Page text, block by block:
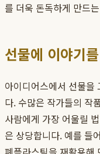
를 더욱 돈독하게 만드
선물에 이야기
아이디어스에서 선물을
다. 수많은 작가들의 작
사람에게 가장 어울릴
은 상당합니다. 예를 들